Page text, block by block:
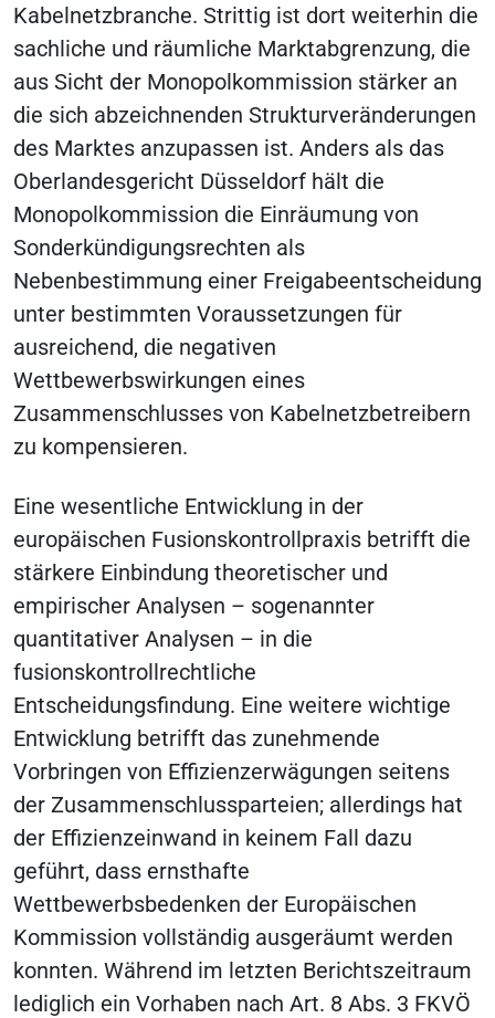
Kabelnetzbranche. Strittig ist dort weiterhin die
sachliche und räumliche Marktabgrenzung, die
aus Sicht der Monopolkommission stärker an
die sich abzeichnenden Strukturveränderungen
des Marktes anzupassen ist. Anders als das
Oberlandesgericht Düsseldorf hält die
Monopolkommission die Einräumung von
Sonderkündigungsrechten als
Nebenbestimmung einer Freigabeentscheidung
unter bestimmten Voraussetzungen für
ausreichend, die negativen
Wettbewerbswirkungen eines
Zusammenschlusses von Kabelnetzbetreibern
zu kompensieren.
Eine wesentliche Entwicklung in der
europäischen Fusionskontrollpraxis betrifft die
stärkere Einbindung theoretischer und
empirischer Analysen – sogenannter
quantitativer Analysen – in die
fusionskontrollrechtliche
Entscheidungsfindung. Eine weitere wichtige
Entwicklung betrifft das zunehmende
Vorbringen von Effizienzerwägungen seitens
der Zusammenschlussparteien; allerdings hat
der Effizienzeinwand in keinem Fall dazu
geführt, dass ernsthafte
Wettbewerbsbedenken der Europäischen
Kommission vollständig ausgeräumt werden
konnten. Während im letzten Berichtszeitraum
lediglich ein Vorhaben nach Art. 8 Abs. 3 FKVÖ